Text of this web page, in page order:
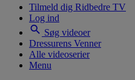
Tilmeld dig Ridbedre TV
Log ind
search Søg videoer
Dressurens Venner
Alle videoserier
Menu